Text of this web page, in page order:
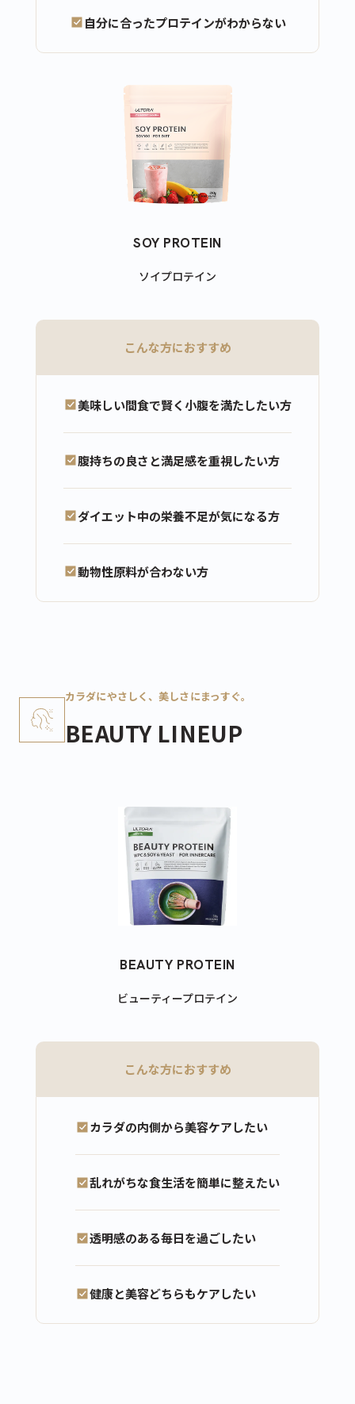
自分に合ったプロテインがわからない
SOY PROTEIN
ソイプロテイン
こんな方におすすめ
美味しい間食で賢く小腹を満たしたい方
腹持ちの良さと満足感を重視したい方
ダイエット中の栄養不足が気になる方
動物性原料が合わない方
カラダにやさしく、美しさにまっすぐ。
BEAUTY LINEUP
BEAUTY PROTEIN
ビューティープロテイン
こんな方におすすめ
カラダの内側から美容ケアしたい
乱れがちな食生活を簡単に整えたい
透明感のある毎日を過ごしたい
健康と美容どちらもケアしたい